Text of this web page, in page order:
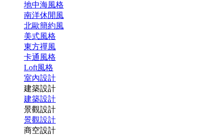
地中海風格
南洋休閒風
北歐簡約風
美式風格
東方禪風
卡通風格
Loft風格
室內設計
建築設計
建築設計
景觀設計
景觀設計
商空設計